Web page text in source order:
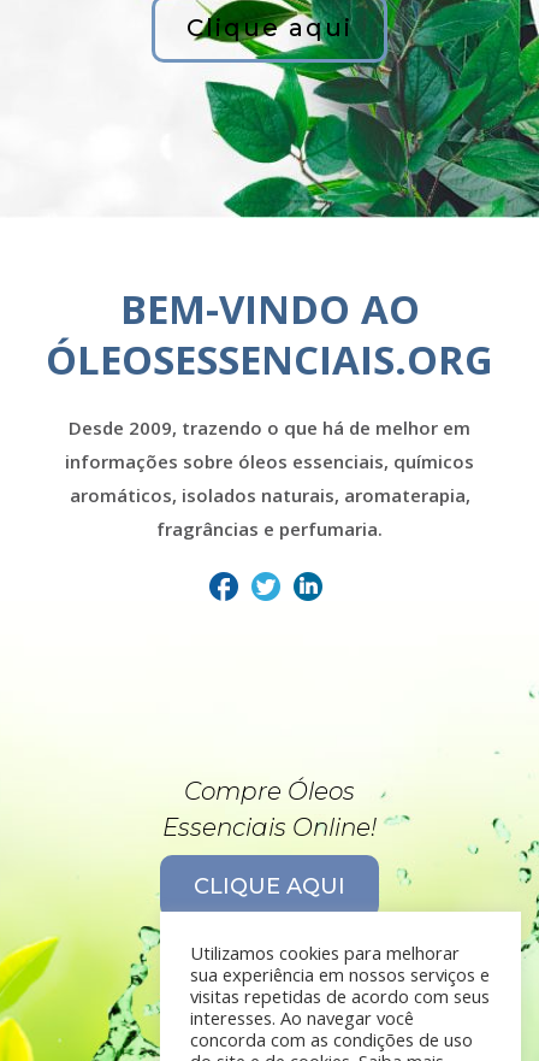
Clique aqui
BEM-VINDO AO
ÓLEOSESSENCIAIS.ORG
Desde 2009, trazendo o que há de melhor em
informações sobre óleos essenciais, químicos
aromáticos, isolados naturais, aromaterapia,
fragrâncias e perfumaria.
Compre Óleos
Essenciais Online!
CLIQUE AQUI
Utilizamos cookies para melhorar
sua experiência em nossos serviços e
visitas repetidas de acordo com seus
interesses. Ao navegar você
concorda com as condições de uso